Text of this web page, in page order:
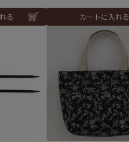
る カートに入れる